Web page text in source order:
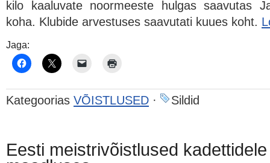
kilo kaaluvate noormeeste hulgas saavutas
koha. Klubide arvestuses saavutati kuues koht.
Jaga:
Kategoorias VÕISTLUSED · Sildid
Eesti meistrivõistlused